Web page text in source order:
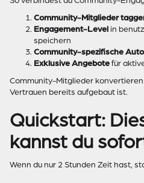
Community-Mitglieder
Engagement-Level in
speichern
Community-spezifische
Exklusive Angebote für
Community-Mitglieder
Vertrauen bereits aufgebaut ist.
Quickstart:
kannst du
Wenn du nur 2 Stunden Zeit hast,